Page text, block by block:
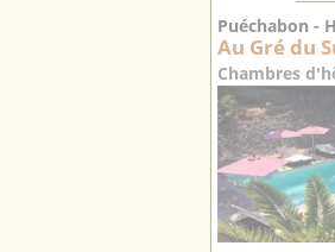
Puéchabon -
Au Gré du
Chambres